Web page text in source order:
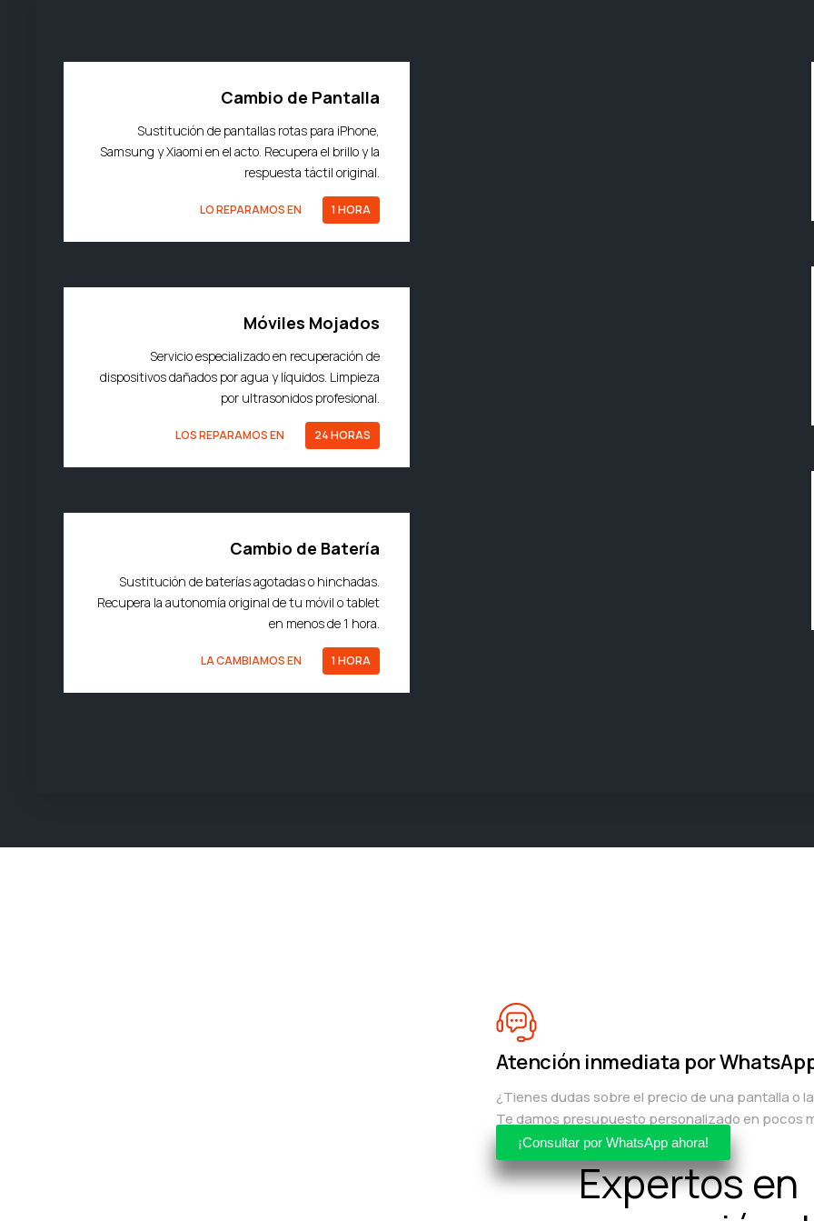
Cambio de Pantalla
Sustitución de pantallas rotas para iPhone,
Samsung y Xiaomi en el acto. Recupera el brillo y la
respuesta táctil original.
LO REPARAMOS EN 1 HORA
Móviles Mojados
Servicio especializado en recuperación de
dispositivos dañados por agua y líquidos. Limpieza
por ultrasonidos profesional.
LOS REPARAMOS EN 24 HORAS
Cambio de Batería
Sustitución de baterías agotadas o hinchadas.
Recupera la autonomía original de tu móvil o tablet
en menos de 1 hora.
LA CAMBIAMOS EN 1 HORA
Atención inmediata por
¿Tienes dudas sobre el precio de una pantalla o
Te damos presupuesto personalizado en pocos
¡Consultar por WhatsApp ahora!
Expertos en